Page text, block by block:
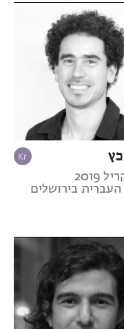
2019
העברית בירושלים